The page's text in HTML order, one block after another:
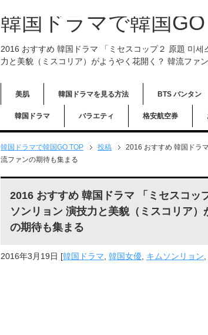
韓国ドラマで韓国GO
2016 おすすめ 韓国ドラマ 「ミセスコップ２ 原題 미
力と美貌（ミスコリア）がようやく花開く？ 韓流ファ
美肌 韓国ドラマを見る方法 BTS バンタン
韓国ドラマ バラエティ 格安航空券
韓国ドラマで韓国GO TOP 投稿
2016 おすすめ 韓国ドラ
流ファンの期待も集まる
2016 おすすめ 韓国ドラマ 「ミセスコッ
ソンリョン 演技力と美貌（ミスコリア
の期待も集まる
2016年3月19日 [韓国ドラマ 韓国女優 キムソンリョン